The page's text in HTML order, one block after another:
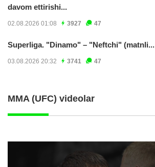
davom ettirishi...
02.08.2026 01:08 3927 47
Superliga. "Dinamo" – "Neftchi" (matnli...
03.08.2026 20:32 3741 47
MMA (UFC) videolar